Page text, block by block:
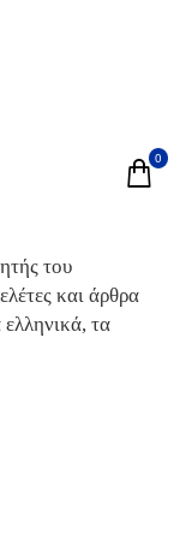
0
του
και άρθρα
τα